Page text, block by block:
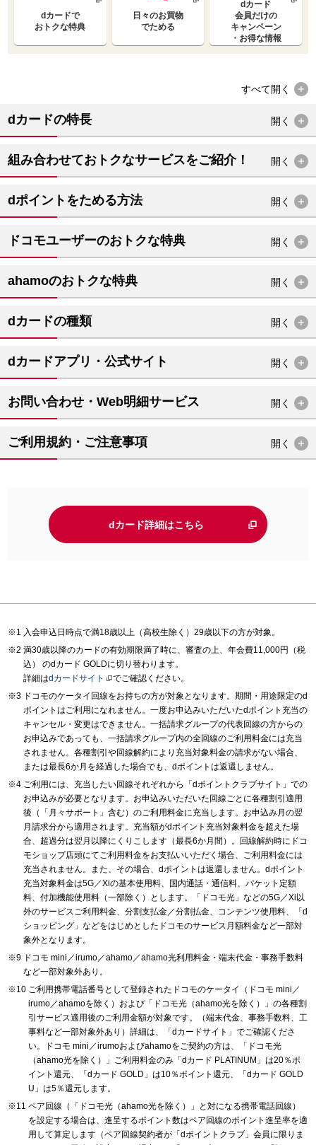
dカードで
おトクな特典
日々のお買物
でためる
dカード
会員だけの
キャンペーン
・お得な情報
すべて開く
dカードの特長 開く
組み合わせておトクなサービスをご紹介！ 開く
dポイントをためる方法 開く
ドコモユーザーのおトクな特典 開く
ahamoのおトクな特典 開く
dカードの種類 開く
dカードアプリ・公式サイト 開く
お問い合わせ・Web明細サービス 開く
ご利用規約・ご注意事項 開く
dカード詳細はこちら
入会申込日時点で満18歳以上（高校生除く）29歳以下の方が対象。
満30歳以降のカードの有効期限満了時に、審査の上、年会費11,000円（税
込） のdカード GOLDに切り替わります。
詳細はdカードサイト
でご確認ください。
ドコモのケータイ回線をお持ちの方が対象となります。期間・用途限定のd
ポイントはご利用になれません。一度お申込みいただいたdポイント充当の
キャンセル・変更はできません。一括請求グループの代表回線の方からの
お申込みであっても、一括請求グループ内の全回線のご利用料金には充当
されません。各種割引や回線解約により充当対象料金の請求がない場合、
または最長6か月を経過した場合でも、dポイントは返還しません。
ご利用には、充当したい回線それぞれから「dポイントクラブサイト」での
お申込みが必要となります。お申込みいただいた回線ごとに各種割引適用
後（「月々サポート」含む）のご利用料金に充当します。お申込み月の翌
月請求分から適用されます。充当額がdポイント充当対象料金を超えた場
合、超過分は翌月以降にくりこします（最長6か月間）。回線解約時にドコ
モショップ店頭にてご利用料金をお支払いいただく場合、ご利用料金には
充当されません。また、その場合、dポイントは返還しません。dポイント
充当対象料金は5G／Xiの基本使用料、国内通話・通信料、パケット定額
料、付加機能使用料（一部除く）とします。「ドコモ光」などの5G／Xi以
外のサービスご利用料金、分割支払金／分割払金、コンテンツ使用料、「d
ショッピング」などをはじめとしたドコモのサービス月額料金など一部対
象外となります。
ドコモ mini／irumo／ahamo／ahamo光利用料金・端末代金・事務手数料
など一部対象外あり。
ご利用携帯電話番号として登録されたドコモのケータイ（ドコモ mini／
irumo／ahamoを除く）および「ドコモ光（ahamo光を除く）」の各種割
引サービス適用後のご利用金額が対象です。（端末代金、事務手数料、工
事料など一部対象外あり）詳細は、「dカードサイト」でご確認くださ
い。ドコモ mini／irumoおよびahamoをご契約の方は、「ドコモ光
（ahamo光を除く）」ご利用料金のみ「dカード PLATINUM」は20％ポ
イント還元、「dカード GOLD」は10％ポイント還元、「dカード GOLD
U」は5％還元します。
ペア回線（「ドコモ光（ahamo光を除く）」と対になる携帯電話回線）
を設定する場合は、進呈するポイント数はペア回線のポイント進呈率を適
用して算定します（ペア回線契約者が「dポイントクラブ」会員に限りま